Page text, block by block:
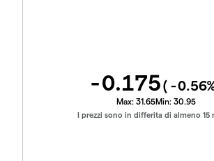
-0.175( -0.56
Max: 31.65Min: 30.95
I prezzi sono in differita di almeno 15